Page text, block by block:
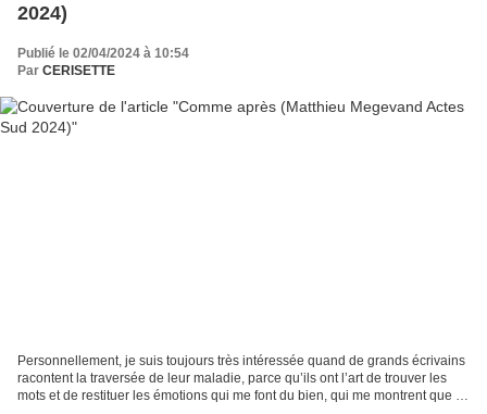
2024)
Publié le 02/04/2024 à 10:54
Par CERISETTE
Personnellement, je suis toujours très intéressée quand de grands écrivains
racontent la traversée de leur maladie, parce qu’ils ont l’art de trouver les
mots et de restituer les émotions qui me font du bien, qui me montrent que je